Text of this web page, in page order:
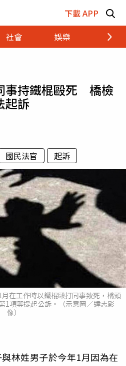
下載 APP
社會 娛樂 財經
事持鐵棍毆死 橋檢
起訴
國民法官 起訴
在工作時以鐵棍毆打同事致死，橋頭
1項等提起公訴。（示意圖／達志影
像）
林姓男子於今年1月因為在